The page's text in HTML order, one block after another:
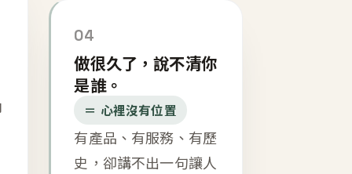
04
做很久了，說不清你
是誰。
＝ 心裡沒有位置
有產品、有服務、有歷
史，卻講不出一句讓人